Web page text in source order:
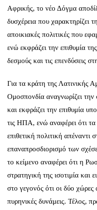
Αφρικής, το νέο Δόγμα
δυσχέρεια που χαρακτηρίζει
αποικιακές πολιτικές που
ενώ εκφράζει την επιθυμία
δεσμούς και τις επενδύσεις
Για τα κράτη της Λατινικής
Ομοσπονδία αναγνωρίζει την
και εκφράζει την επιθυμία
τις ΗΠΑ, ενώ αναφέρει ότι
επιθετική πολιτική
επαναπροσδιορισμό των
το κείμενο αναφέρει ότι η
στρατηγική της ισοτιμία και
στο γεγονός ότι οι δύο χώρες
πυρηνικές δυνάμεις. Τέλος,